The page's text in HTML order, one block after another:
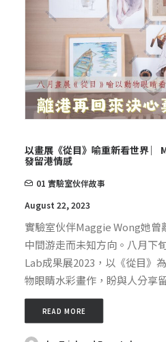
以畫展《從目》喻重新看世界
發留港情感
01 實驗室伙伴故事
August 22, 2023
實驗室伙伴Maggie Wong她曾
中間游走而未知方向。八月下
Lab成果展2023，以《從目》
物眼睛水彩畫作，盼與人分享
READ MORE